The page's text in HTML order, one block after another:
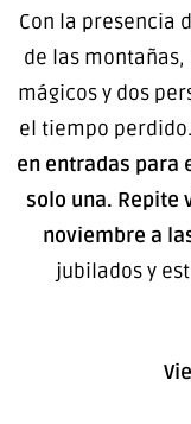
Con la presencia
de las
mágicos y dos
el tiempo perdido.
en entradas para
solo una. Repite
noviembre a
jubilados y